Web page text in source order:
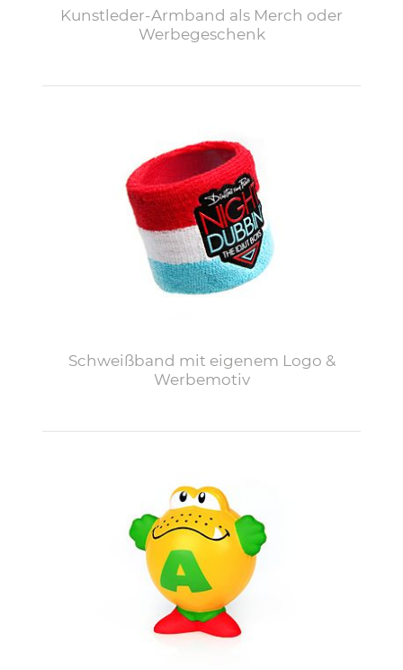
Kunstleder-Armband als Merch oder
Werbegeschenk
Schweißband mit eigenem Logo &
Werbemotiv